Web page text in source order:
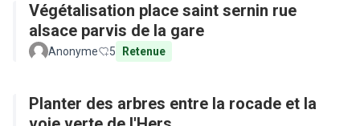
Végétalisation place saint sernin rue
alsace parvis de la gare
Anonyme 5 Retenue
Planter des arbres entre la rocade et la